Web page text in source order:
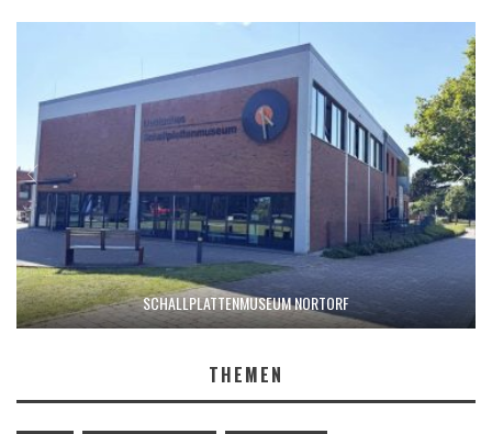
SCHALLPLATTENMUSEUM NORTORF
THEMEN